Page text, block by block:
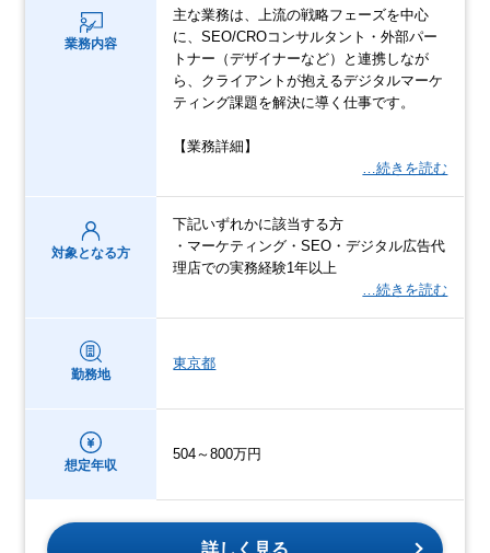
業務内容
主な業務は、上流の戦略フェーズを中心
に、SEO/CROコンサルタント・外部パー
トナー（デザイナーなど）と連携しなが
ら、クライアントが抱えるデジタルマーケ
ティング課題を解決に導く仕事です。
【業務詳細】
…続きを読む
対象となる方
下記いずれかに該当する方
・マーケティング・SEO・デジタル広告代
理店での実務経験1年以上
…続きを読む
勤務地
東京都
想定年収
504～800万円
詳しく見る